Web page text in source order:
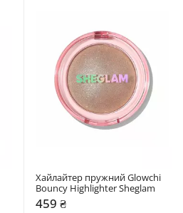
Хайлайтер пружний Glowchi
Bouncy Highlighter Sheglam
459 ₴